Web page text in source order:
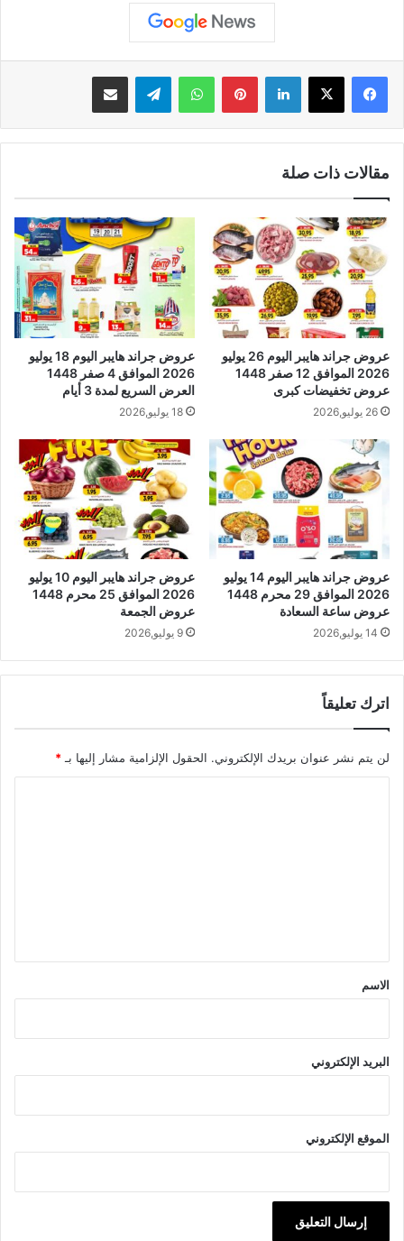
لينكدإن بينتيريستواتساب تيلقرام مشاركة عبر البريد
مقالات ذات صلة
عروض جراند هايبر اليوم 26 يوليو
2026 الموافق 12 صفر 1448
عروض تخفيضات كبرى
26 يوليو,2026
عروض جراند هايبر اليوم 18 يوليو
2026 الموافق 4 صفر 1448
العرض السريع لمدة 3 أيام
18 يوليو,2026
عروض جراند هايبر اليوم 14 يوليو
2026 الموافق 29 محرم 1448
عروض ساعة السعادة
14 يوليو,2026
عروض جراند هايبر اليوم 10 يوليو
2026 الموافق 25 محرم 1448
عروض الجمعة
9 يوليو,2026
اترك تعليقاً
لن يتم نشر عنوان بريدك الإلكتروني. الحقول الإلزامية مشار إليها بـ *
*
الاسم
البريد الإلكتروني
الموقع الإلكتروني